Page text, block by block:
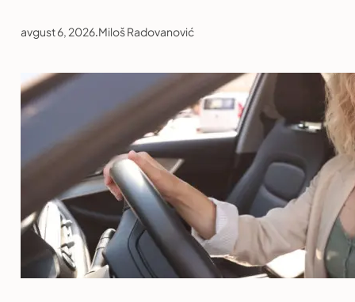
avgust 6, 2026.Miloš Radovanović